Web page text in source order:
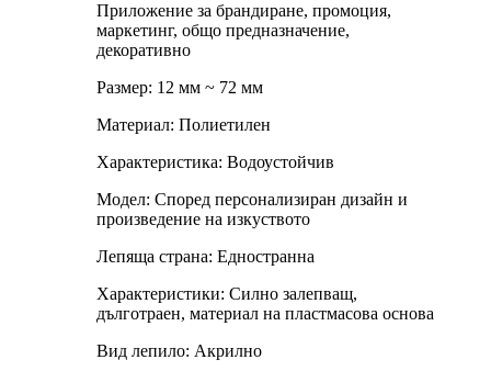
Приложение за брандиране, промоция,
маркетинг, общо предназначение,
декоративно
Размер: 12 мм ~ 72 мм
Материал: Полиетилен
Характеристика: Водоустойчив
Модел: Според персонализиран дизайн и
произведение на изкуството
Лепяща страна: Едностранна
Характеристики: Силно залепващ,
дълготраен, материал на пластмасова основа
Вид лепило: Акрилно